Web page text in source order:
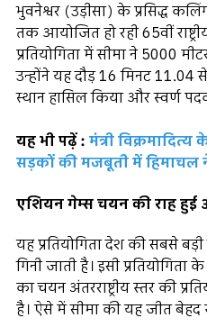
भुवनेश्वर (उड़ीसा) के प्रसिद्ध
तक आयोजित हो रही 65वीं
प्रतियोगिता में सीमा ने 5000
उन्होंने यह दौड़ 16 मिनट
स्थान हासिल किया और स्वर्ण
यह भी पढ़ें : मंत्री
सड़कों की मजबूती में हिमाचल
एशियन गेम्स चयन की राह
यह प्रतियोगिता देश की सबसे
गिनी जाती है। इसी
का चयन अंतरराष्ट्रीय स्तर की
है। ऐसे में सीमा की यह जीत बेहद